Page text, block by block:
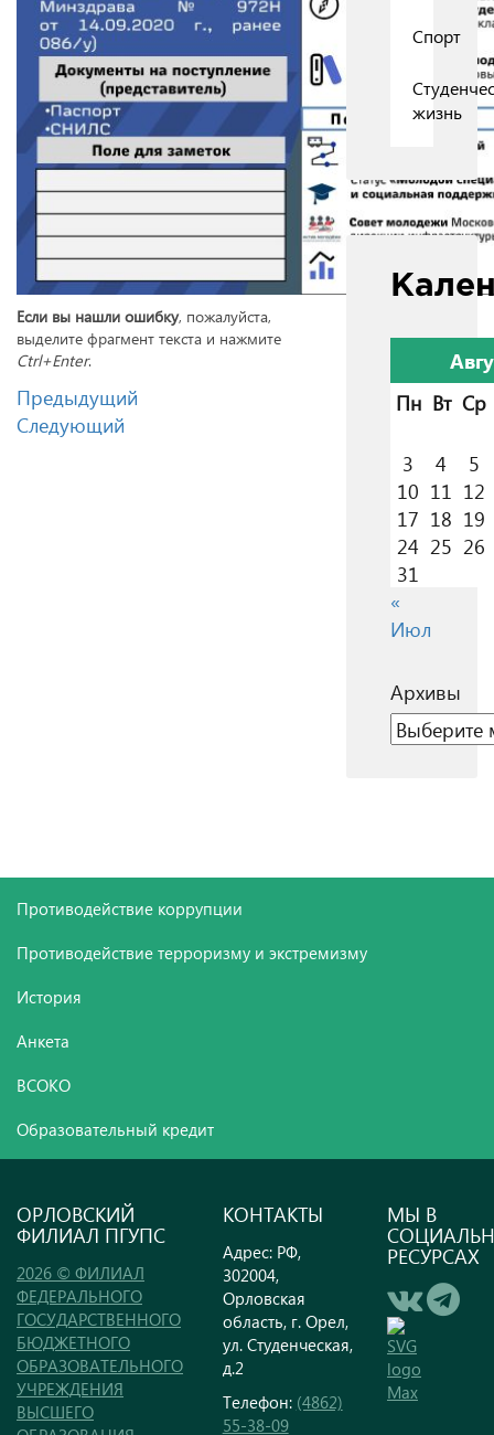
Если вы нашли ошибку, пожалуйста,
выделите фрагмент текста и нажмите
Ctrl+Enter.
Предыдущий
Следующий
Спорт
жизнь
Пн Вт Ср
3 4
5
10 11 12
17 18 19
24 25 26
31
«
Июл
Архивы
Архивы
Противодействие коррупции
Противодействие терроризму и экстремизму
История
Анкета
ВСОКО
Образовательный кредит
ОРЛОВСКИЙ
ФИЛИАЛ ПГУПС
2026 © ФИЛИАЛ
ФЕДЕРАЛЬНОГО
ГОСУДАРСТВЕННОГО
БЮДЖЕТНОГО
ОБРАЗОВАТЕЛЬНОГО
УЧРЕЖДЕНИЯ
ВЫСШЕГО
КОНТАКТЫ
Адрес: РФ,
302004,
Орловская
область, г. Орел,
ул. Студенческая,
д.2
Телефон: (4862)
55-38-09
МЫ В
РЕСУРСАХ